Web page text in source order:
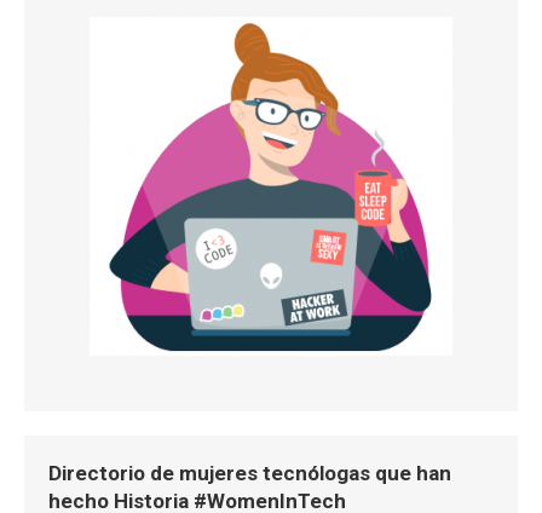
Directorio de mujeres tecnólogas que han
hecho Historia #WomenInTech